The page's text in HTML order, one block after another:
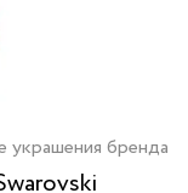
украшения бренда